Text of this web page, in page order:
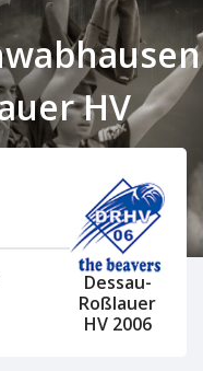
HV
Dessau-
Roßlauer
HV 2006